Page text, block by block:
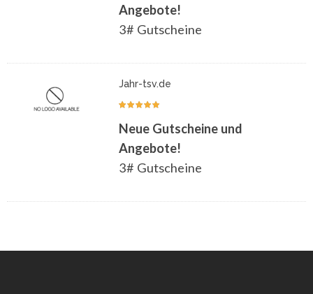
Angebote!
3# Gutscheine
Jahr-tsv.de
Neue Gutscheine und
Angebote!
3# Gutscheine